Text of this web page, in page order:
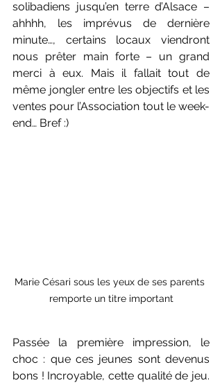
solibadiens jusqu’en terre d’Alsace –
ahhhh, les imprévus de dernière
minute…, certains locaux viendront
nous prêter main forte – un grand
merci à eux. Mais il fallait tout de
même jongler entre les objectifs et les
ventes pour l’Association tout le week-
end… Bref :)
Marie Césari sous les yeux de ses parents
remporte un titre important
Passée la première impression, le
choc : que ces jeunes sont devenus
bons ! Incroyable, cette qualité de jeu.